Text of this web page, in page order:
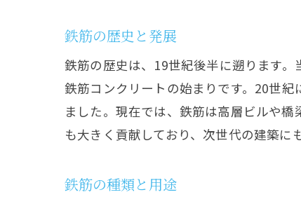
鉄筋の歴史と発展
鉄筋の歴史は、19世紀後半に遡ります
鉄筋コンクリートの始まりです。20世
ました。現在では、鉄筋は高層ビルや
も大きく貢献しており、次世代の建築に
鉄筋の種類と用途